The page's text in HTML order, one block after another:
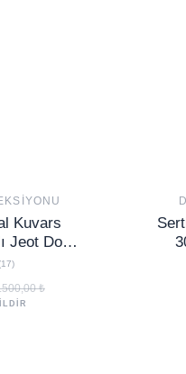
Kuvars
Jeot Doğal
NO48
₺